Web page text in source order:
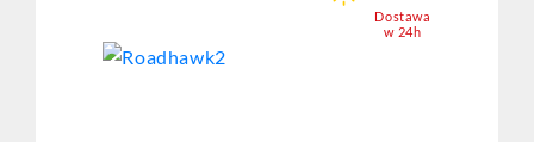
Dostawa
w 24h